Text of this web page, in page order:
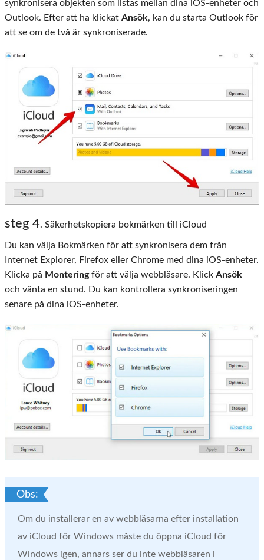
synkronisera objekten som listas mellan dina iOS-enheter och
Outlook. Efter att ha klickat Ansök, kan du starta Outlook för
att se om de två är synkroniserade.
steg 4. Säkerhetskopiera bokmärken till iCloud
Du kan välja Bokmärken för att synkronisera dem från
Internet Explorer, Firefox eller Chrome med dina iOS-enheter.
Klicka på Monteringför att välja webbläsare. Klick Ansök
och vänta en stund. Du kan kontrollera synkroniseringen
senare på dina iOS-enheter.
Obs:
Om du installerar en av webbläsarna efter installation
av iCloud för Windows måste du öppna iCloud för
Windows igen, annars ser du inte webbläsaren i